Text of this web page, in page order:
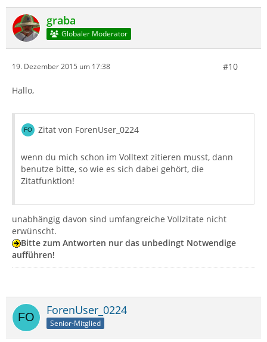
graba
Globaler Moderator
19. Dezember 2015 um 17:38 #10
Hallo,
Zitat von ForenUser_0224
wenn du mich schon im Volltext zitieren musst, dann
benutze bitte, so wie es sich dabei gehört, die
Zitatfunktion!
unabhängig davon sind umfangreiche Vollzitate nicht
erwünscht.
Bitte zum Antworten nur das unbedingt Notwendige
aufführen!
ForenUser_0224
Senior-Mitglied